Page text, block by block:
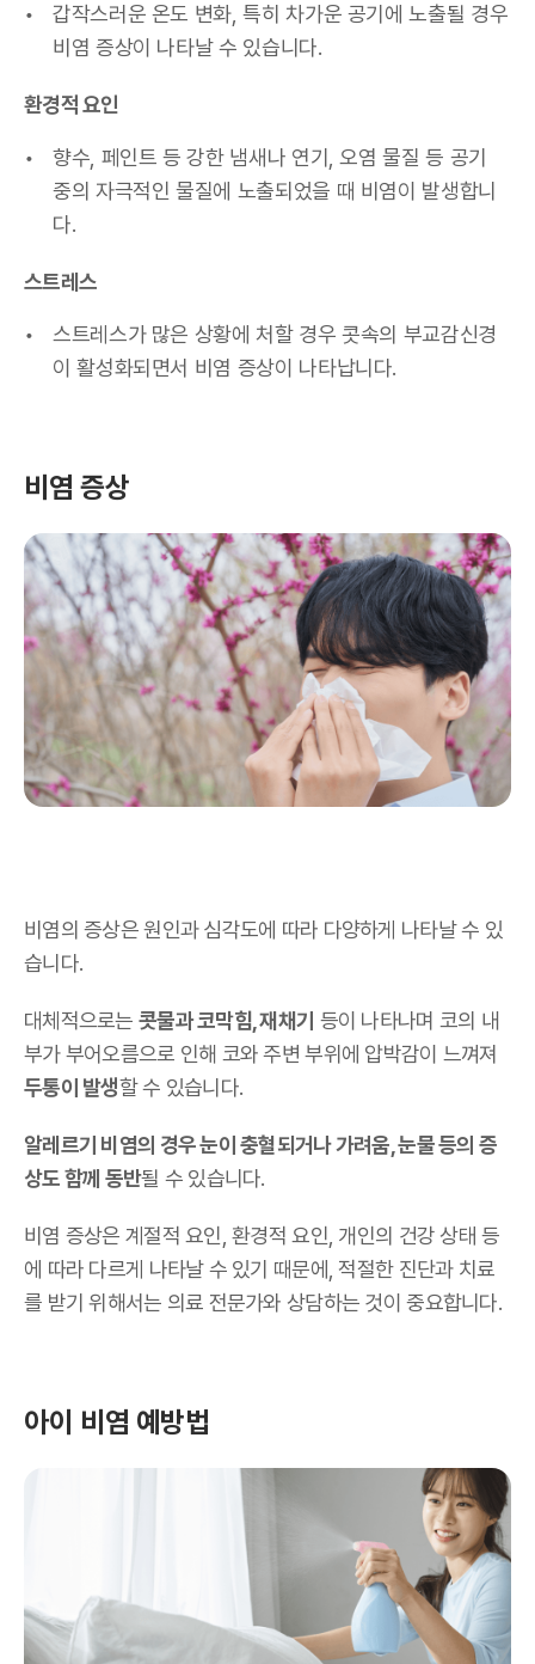
갑작스러운 온도 변화, 특히 차가운 공기에 노출될 경우
비염 증상이 나타날 수 있습니다.
환경적 요인
향수, 페인트 등 강한 냄새나 연기, 오염 물질 등 공기
중의 자극적인 물질에 노출되었을 때 비염이 발생합니
다.
스트레스
스트레스가 많은 상황에 처할 경우 콧속의 부교감신경
이 활성화되면서 비염 증상이 나타납니다.
비염 증상
비염의 증상은 원인과 심각도에 따라 다양하게 나타날 수 있
습니다.
대체적으로는 콧물과 코막힘, 재채기 등이 나타나며 코의 내
부가 부어오름으로 인해 코와 주변 부위에 압박감이 느껴져
두통이 발생할 수 있습니다.
알레르기 비염의 경우 눈이 충혈되거나 가려움, 눈물 등의 증
상도 함께 동반될 수 있습니다.
비염 증상은 계절적 요인, 환경적 요인, 개인의 건강 상태 등
에 따라 다르게 나타날 수 있기 때문에, 적절한 진단과 치료
를 받기 위해서는 의료 전문가와 상담하는 것이 중요합니다.
아이 비염 예방법